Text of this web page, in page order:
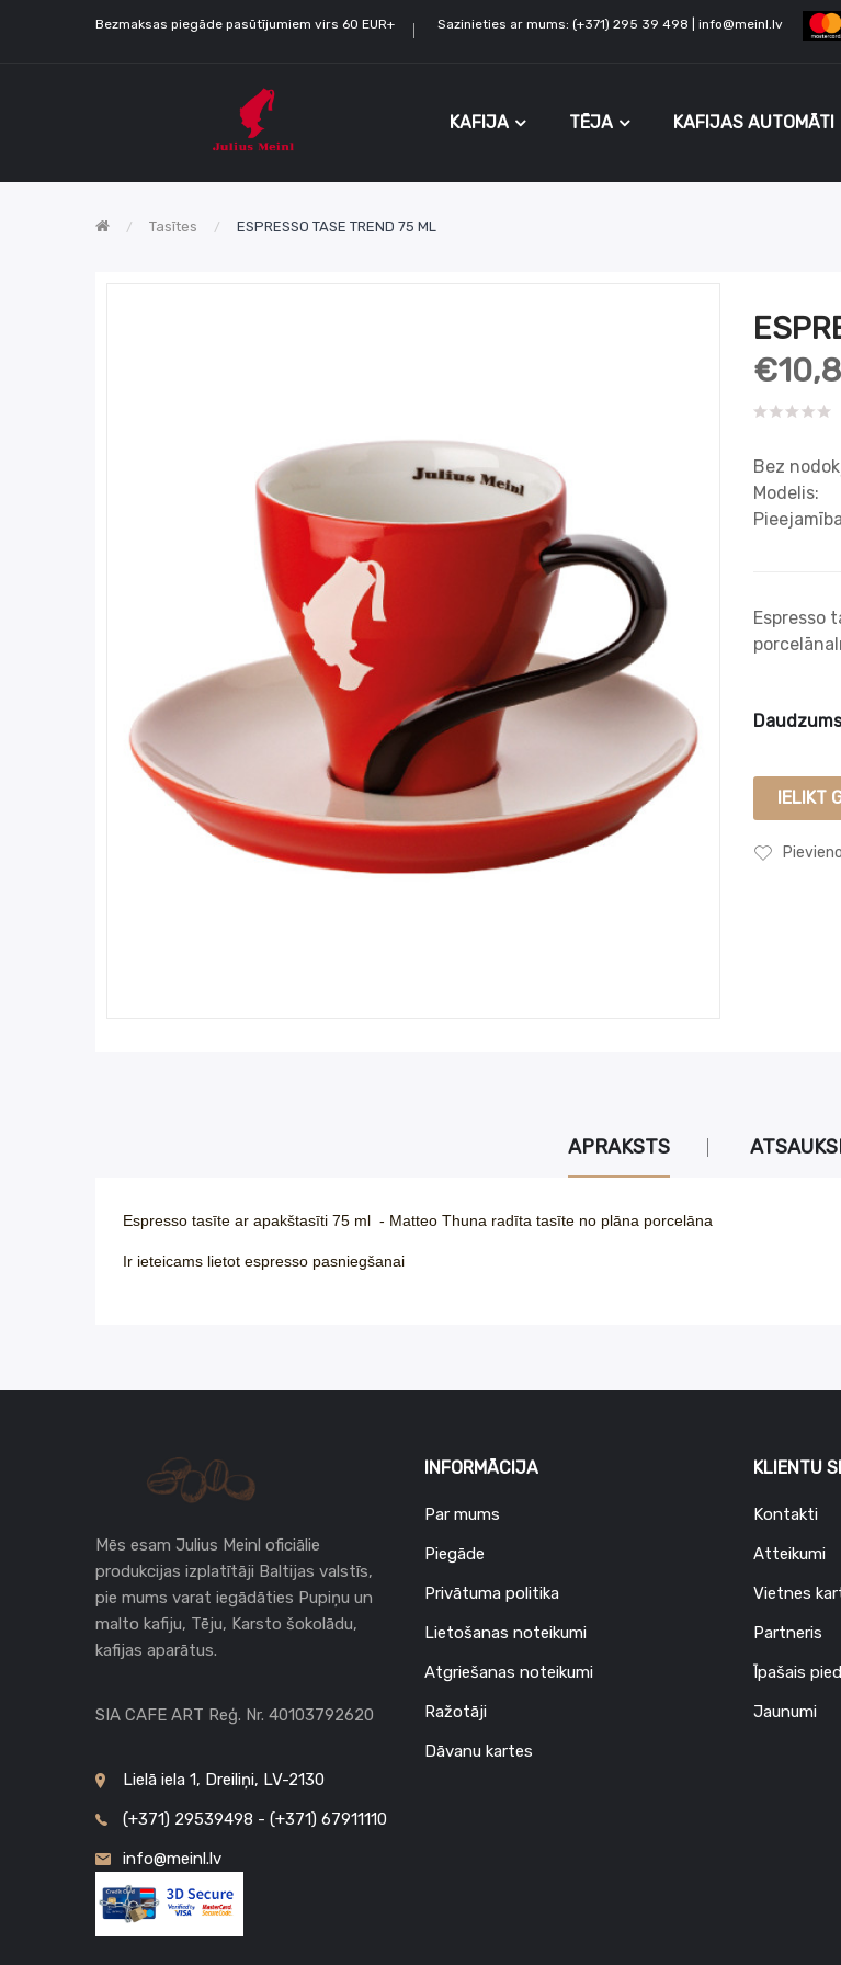
Bezmaksas piegāde pasūtījumiem virs 60 EUR+ Sazinieties ar mums: (+371) 295 39 498 | info@meinl.lv
KAFIJA TĒJA KAFIJAS AUTOMĀTI
Tasītes ESPRESSO TASE TREND 75 ML
Bez
Modelis:
Espresso
Daudzums
IELIKT
APRAKSTS
Espresso tasīte ar apakštasīti 75 ml - Matteo Thuna radīta tasīte no plāna porcelāna
Ir ieteicams lietot espresso pasniegšanai
Mēs esam Julius Meinl oficiālie
produkcijas izplatītāji Baltijas valstīs,
pie mums varat iegādāties Pupiņu un
malto kafiju, Tēju, Karsto šokolādu,
kafijas aparātus.
SIA CAFE ART Reģ. Nr. 40103792620
Lielā iela 1, Dreiliņi, LV-2130
(+371) 29539498 - (+371) 67911110
info@meinl.lv
INFORMĀCIJA
Par mums
Piegāde
Privātuma politika
Lietošanas noteikumi
Atgriešanas noteikumi
Ražotāji
Dāvanu kartes
KLIENTU
Kontakti
Atteikumi
Vietnes
Partneris
Īpašais
Jaunumi